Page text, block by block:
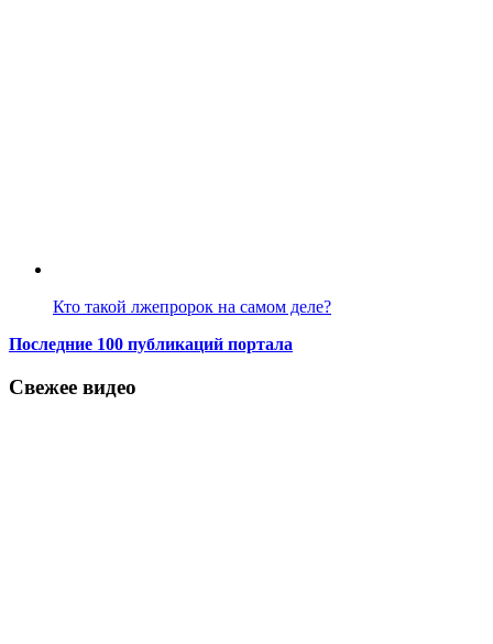
Кто такой лжепророк на самом деле?
Последние 100 публикаций портала
Свежее видео